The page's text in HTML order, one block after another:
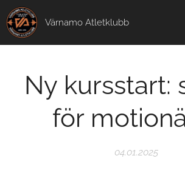
Värnamo Atletklubb
Ny kursstart:
för
04.01.2025